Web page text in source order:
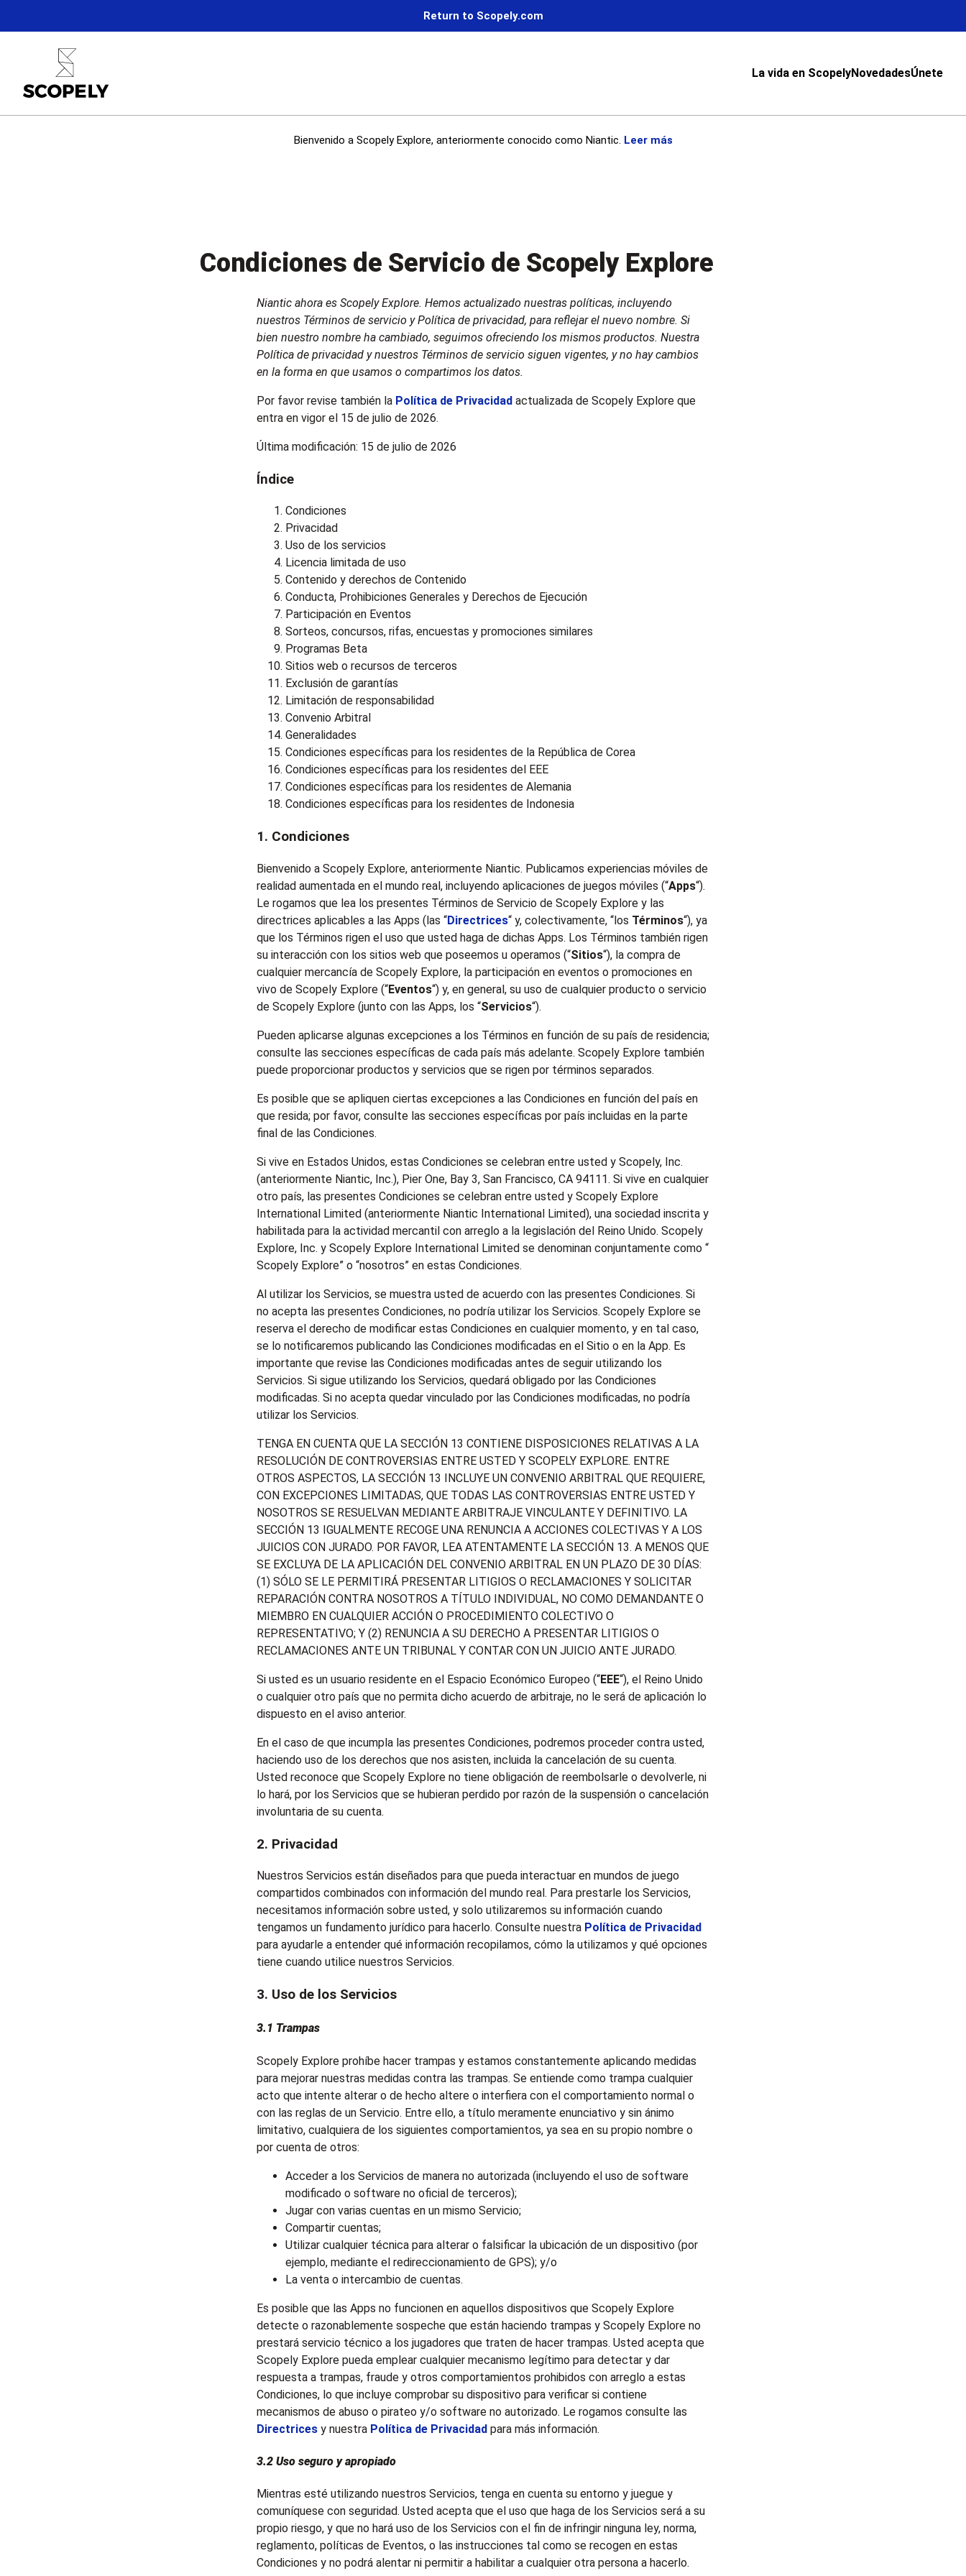
Return to Scopely.com
La vida en ScopelyNovedadesÚnete
Bienvenido a Scopely Explore, anteriormente conocido como Niantic. Leer más
Condiciones de Servicio de Scopely Explore
Niantic ahora es Scopely Explore. Hemos actualizado nuestras políticas, incluyendo
nuestros Términos de servicio y Política de privacidad, para reflejar el nuevo nombre. Si
bien nuestro nombre ha cambiado, seguimos ofreciendo los mismos productos. Nuestra
Política de privacidad y nuestros Términos de servicio siguen vigentes, y no hay cambios
en la forma en que usamos o compartimos los datos.
Por favor revise también la Política de Privacidad actualizada de Scopely Explore que
entra en vigor el 15 de julio de 2026.
Última modificación: 15 de julio de 2026
Índice
Condiciones
Privacidad
Uso de los servicios
Licencia limitada de uso
Contenido y derechos de Contenido
Conducta, Prohibiciones Generales y Derechos de Ejecución
Participación en Eventos
Sorteos, concursos, rifas, encuestas y promociones similares
Programas Beta
Sitios web o recursos de terceros
Exclusión de garantías
Limitación de responsabilidad
Convenio Arbitral
Generalidades
Condiciones específicas para los residentes de la República de Corea
Condiciones específicas para los residentes del EEE
Condiciones específicas para los residentes de Alemania
Condiciones específicas para los residentes de Indonesia
1. Condiciones
Bienvenido a Scopely Explore, anteriormente Niantic. Publicamos experiencias móviles de
realidad aumentada en el mundo real, incluyendo aplicaciones de juegos móviles (“Apps“).
Le rogamos que lea los presentes Términos de Servicio de Scopely Explore y las
directrices aplicables a las Apps (las “Directrices“ y, colectivamente, “los Términos“), ya
que los Términos rigen el uso que usted haga de dichas Apps. Los Términos también rigen
su interacción con los sitios web que poseemos u operamos (“Sitios“), la compra de
cualquier mercancía de Scopely Explore, la participación en eventos o promociones en
vivo de Scopely Explore (“Eventos“) y, en general, su uso de cualquier producto o servicio
de Scopely Explore (junto con las Apps, los “Servicios“).
Pueden aplicarse algunas excepciones a los Términos en función de su país de residencia;
consulte las secciones específicas de cada país más adelante. Scopely Explore también
puede proporcionar productos y servicios que se rigen por términos separados.
Es posible que se apliquen ciertas excepciones a las Condiciones en función del país en
que resida; por favor, consulte las secciones específicas por país incluidas en la parte
final de las Condiciones.
Si vive en Estados Unidos, estas Condiciones se celebran entre usted y Scopely, Inc.
(anteriormente Niantic, Inc.), Pier One, Bay 3, San Francisco, CA 94111. Si vive en cualquier
otro país, las presentes Condiciones se celebran entre usted y Scopely Explore
International Limited (anteriormente Niantic International Limited), una sociedad inscrita y
habilitada para la actividad mercantil con arreglo a la legislación del Reino Unido. Scopely
Explore, Inc. y Scopely Explore International Limited se denominan conjuntamente como “
Scopely Explore” o “nosotros” en estas Condiciones.
Al utilizar los Servicios, se muestra usted de acuerdo con las presentes Condiciones. Si
no acepta las presentes Condiciones, no podría utilizar los Servicios. Scopely Explore se
reserva el derecho de modificar estas Condiciones en cualquier momento, y en tal caso,
se lo notificaremos publicando las Condiciones modificadas en el Sitio o en la App. Es
importante que revise las Condiciones modificadas antes de seguir utilizando los
Servicios. Si sigue utilizando los Servicios, quedará obligado por las Condiciones
modificadas. Si no acepta quedar vinculado por las Condiciones modificadas, no podría
utilizar los Servicios.
TENGA EN CUENTA QUE LA SECCIÓN 13 CONTIENE DISPOSICIONES RELATIVAS A LA
RESOLUCIÓN DE CONTROVERSIAS ENTRE USTED Y SCOPELY EXPLORE. ENTRE
OTROS ASPECTOS, LA SECCIÓN 13 INCLUYE UN CONVENIO ARBITRAL QUE REQUIERE,
CON EXCEPCIONES LIMITADAS, QUE TODAS LAS CONTROVERSIAS ENTRE USTED Y
NOSOTROS SE RESUELVAN MEDIANTE ARBITRAJE VINCULANTE Y DEFINITIVO. LA
SECCIÓN 13 IGUALMENTE RECOGE UNA RENUNCIA A ACCIONES COLECTIVAS Y A LOS
JUICIOS CON JURADO. POR FAVOR, LEA ATENTAMENTE LA SECCIÓN 13. A MENOS QUE
SE EXCLUYA DE LA APLICACIÓN DEL CONVENIO ARBITRAL EN UN PLAZO DE 30 DÍAS:
(1) SÓLO SE LE PERMITIRÁ PRESENTAR LITIGIOS O RECLAMACIONES Y SOLICITAR
REPARACIÓN CONTRA NOSOTROS A TÍTULO INDIVIDUAL, NO COMO DEMANDANTE O
MIEMBRO EN CUALQUIER ACCIÓN O PROCEDIMIENTO COLECTIVO O
REPRESENTATIVO; Y (2) RENUNCIA A SU DERECHO A PRESENTAR LITIGIOS O
RECLAMACIONES ANTE UN TRIBUNAL Y CONTAR CON UN JUICIO ANTE JURADO.
Si usted es un usuario residente en el Espacio Económico Europeo (“EEE“), el Reino Unido
o cualquier otro país que no permita dicho acuerdo de arbitraje, no le será de aplicación lo
dispuesto en el aviso anterior.
En el caso de que incumpla las presentes Condiciones, podremos proceder contra usted,
haciendo uso de los derechos que nos asisten, incluida la cancelación de su cuenta.
Usted reconoce que Scopely Explore no tiene obligación de reembolsarle o devolverle, ni
lo hará, por los Servicios que se hubieran perdido por razón de la suspensión o cancelación
involuntaria de su cuenta.
2. Privacidad
Nuestros Servicios están diseñados para que pueda interactuar en mundos de juego
compartidos combinados con información del mundo real. Para prestarle los Servicios,
necesitamos información sobre usted, y solo utilizaremos su información cuando
tengamos un fundamento jurídico para hacerlo. Consulte nuestra Política de Privacidad
para ayudarle a entender qué información recopilamos, cómo la utilizamos y qué opciones
tiene cuando utilice nuestros Servicios.
3. Uso de los Servicios
3.1 Trampas
Scopely Explore prohíbe hacer trampas y estamos constantemente aplicando medidas
para mejorar nuestras medidas contra las trampas. Se entiende como trampa cualquier
acto que intente alterar o de hecho altere o interfiera con el comportamiento normal o
con las reglas de un Servicio. Entre ello, a título meramente enunciativo y sin ánimo
limitativo, cualquiera de los siguientes comportamientos, ya sea en su propio nombre o
por cuenta de otros:
Acceder a los Servicios de manera no autorizada (incluyendo el uso de software
modificado o software no oficial de terceros);
Jugar con varias cuentas en un mismo Servicio;
Compartir cuentas;
Utilizar cualquier técnica para alterar o falsificar la ubicación de un dispositivo (por
ejemplo, mediante el redireccionamiento de GPS); y/o
La venta o intercambio de cuentas.
Es posible que las Apps no funcionen en aquellos dispositivos que Scopely Explore
detecte o razonablemente sospeche que están haciendo trampas y Scopely Explore no
prestará servicio técnico a los jugadores que traten de hacer trampas. Usted acepta que
Scopely Explore pueda emplear cualquier mecanismo legítimo para detectar y dar
respuesta a trampas, fraude y otros comportamientos prohibidos con arreglo a estas
Condiciones, lo que incluye comprobar su dispositivo para verificar si contiene
mecanismos de abuso o pirateo y/o software no autorizado. Le rogamos consulte las
Directrices y nuestra Política de Privacidad para más información.
3.2 Uso seguro y apropiado
Mientras esté utilizando nuestros Servicios, tenga en cuenta su entorno y juegue y
comuníquese con seguridad. Usted acepta que el uso que haga de los Servicios será a su
propio riesgo, y que no hará uso de los Servicios con el fin de infringir ninguna ley, norma,
reglamento, políticas de Eventos, o las instrucciones tal como se recogen en estas
Condiciones y no podrá alentar ni permitir a habilitar a cualquier otra persona a hacerlo.